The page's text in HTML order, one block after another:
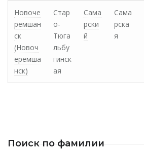
Новоче
ремшан
ск
(Новоч
еремша
нск)
Стар
о-
Тюга
льбу
гинск
ая
Сама
рски
й
Сама
рска
я
Поиск по фамилии